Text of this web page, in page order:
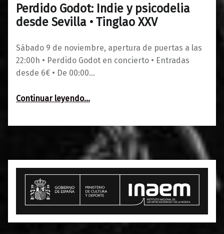
Perdido Godot: Indie y psicodelia
desde Sevilla • Tinglao XXV
Sábado 9 de noviembre, apertura de puertas a las
22:00h • Perdido Godot en concierto • Entradas
desde 6€ • De 00:00…
Continuar leyendo“Perdido Godot: Indie y psicodelia desde Sevilla • Tinglao XXV”
…
01/11/20190
Maravillas